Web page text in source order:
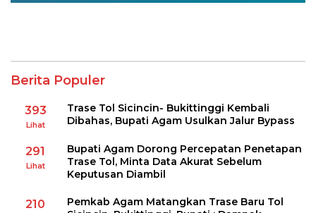
Berita Populer
393
Lihat
Trase Tol Sicincin- Bukittinggi Kembali
Dibahas, Bupati Agam Usulkan Jalur Bypass
291
Lihat
Bupati Agam Dorong Percepatan Penetapan
Trase Tol, Minta Data Akurat Sebelum
Keputusan Diambil
210
Pemkab Agam Matangkan Trase Baru Tol